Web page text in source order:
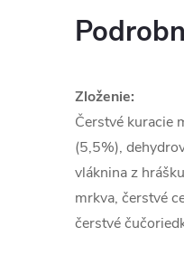
Zloženie:
Čerstvé kuracie
(5,5%),
vláknina z
mrkva, čerstvé
čerstvé